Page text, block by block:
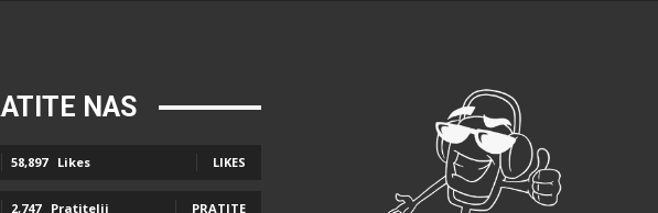
NAS
58,897 Likes LIKES
2,747 Pratitelji PRATITE